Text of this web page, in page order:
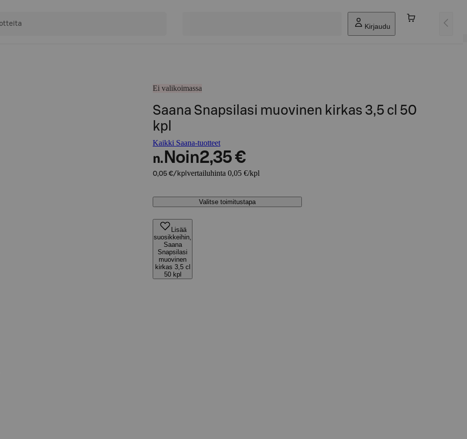
Kirjaudu
Ei valikoimassa
Saana Snapsilasi muovinen kirkas 3,5 cl 50
kpl
Kaikki Saana-tuotteet
n. Noin2,35 €
0,05 €/kpl vertailuhinta 0,05 €/kpl
Valitse toimitustapa
Lisää
suosikkeihin,
Saana
Snapsilasi
muovinen
kirkas 3,5 cl
50 kpl